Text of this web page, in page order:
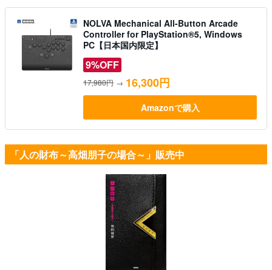
NOLVA Mechanical All-Button Arcade
Controller for PlayStation®5, Windows
PC【日本国内限定】
9%OFF
17,980円 → 16,300円
Amazonで購入
「人の財布～高畑朋子の場合～」販売中